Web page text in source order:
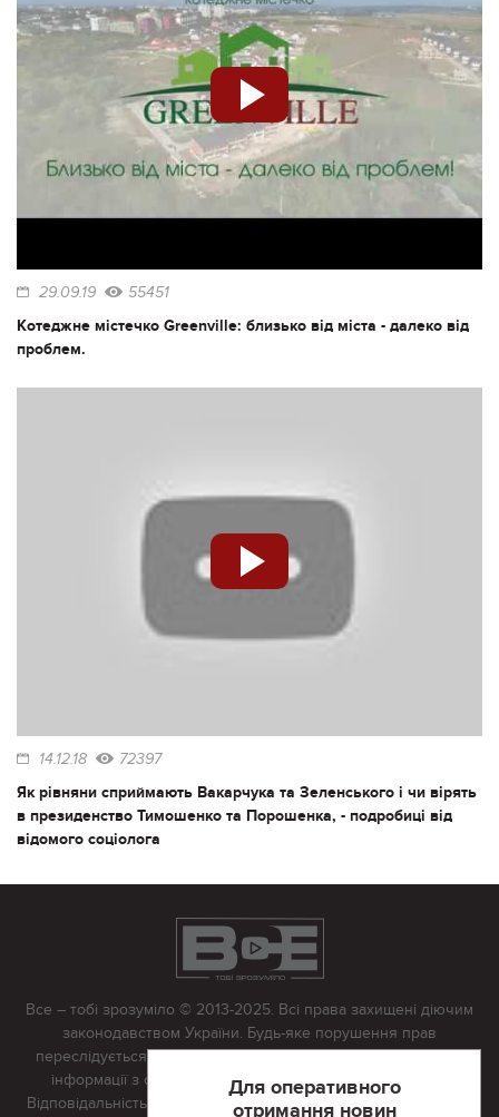
29.09.19 55451
Котеджне містечко Greenville: близько від міста - далеко від
проблем.
14.12.18 72397
Як рівняни сприймають Вакарчука та Зеленського і чи вірять
в президенство Тимошенко та Порошенка, - подробиці від
відомого соціолога
Для оперативного
отримання новин
Все – тобі зрозуміло © 2013-2025. Всі права захищені діючим
законодавством України. Будь-яке порушення прав
переслідується в судовому порядку. Будь-яке відтворення
інформації з сайту тільки з письмово дозволу редакції.
Відповідальність за достовірність усіх матеріалів, розміщених